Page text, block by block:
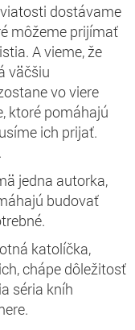
dostávame
môžeme prijímať
A vieme, že
väčšiu
vo viere
ktoré pomáhajú
ich prijať.
jedna autorka,
budovať
katolíčka,
chápe dôležitosť
séria kníh